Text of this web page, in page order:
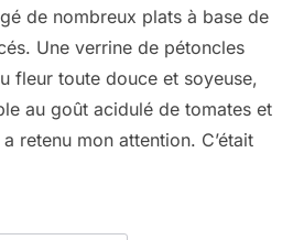
de nombreux plats à base de
Une verrine de pétoncles
fleur toute douce et soyeuse,
au goût acidulé de tomates et
retenu mon attention. C’était